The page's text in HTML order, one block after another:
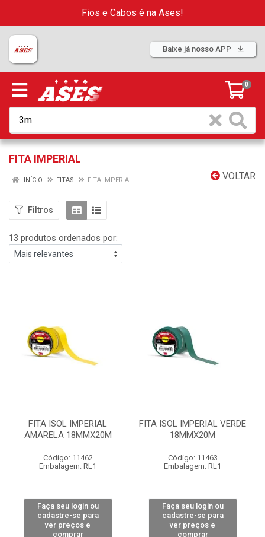
Fios e Cabos é na Ases!
Baixe já nosso APP
0
FITA IMPERIAL
VOLTAR
INÍCIO FITAS FITA IMPERIAL
Filtros
13 produtos ordenados por:
FITA ISOL IMPERIAL
AMARELA 18MMX20M
Código: 11462
Embalagem: RL1
Faça seu login ou
cadastre-se para
ver preços e
comprar
FITA ISOL IMPERIAL VERDE
18MMX20M
Código: 11463
Embalagem: RL1
Faça seu login ou
cadastre-se para
ver preços e
comprar